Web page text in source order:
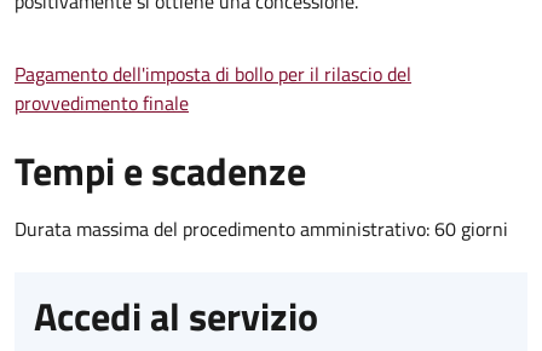
Pagamento dell'imposta di bollo per il rilascio del
provvedimento finale
Tempi e scadenze
Durata massima del procedimento amministrativo: 60 giorni
Accedi al servizio